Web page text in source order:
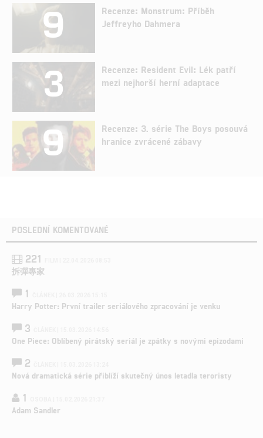
9
Recenze: Monstrum: Příběh
Jeffreyho Dahmera
3
Recenze: Resident Evil: Lék patří
mezi nejhorší herní adaptace
9
Recenze: 3. série The Boys posouvá
hranice zvrácené zábavy
POSLEDNÍ KOMENTOVANÉ
221
拆彈專家
1
Harry Potter: První trailer seriálového zpracování je venku
3
One Piece: Oblíbený pirátský seriál je zpátky s novými epizodami
2
Nová dramatická série přiblíží skutečný únos letadla teroristy
1
Adam Sandler